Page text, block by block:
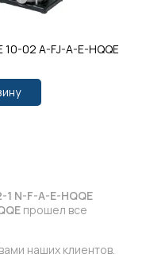
10-02 A-FJ-A-E-HQQE
N-F-A-E-HQQE
прошел все
наших клиентов.